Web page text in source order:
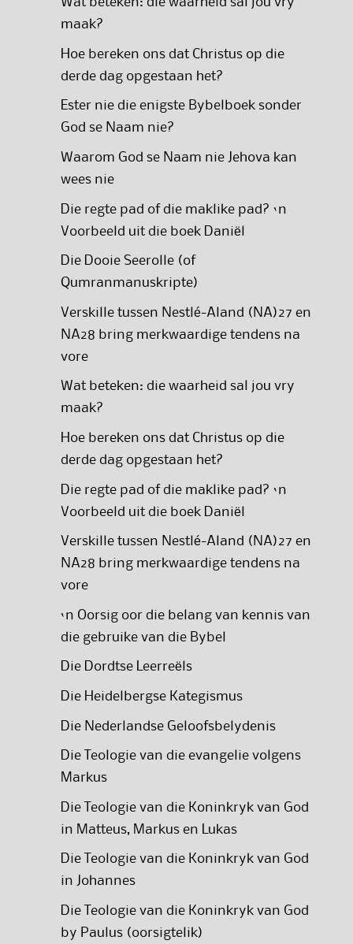
maak?
Hoe bereken ons dat Christus op die
derde dag opgestaan het?
Ester nie die enigste Bybelboek sonder
God se Naam nie?
Waarom God se Naam nie Jehova kan
wees nie
Die regte pad of die maklike pad? ‘n
Voorbeeld uit die boek Daniël
Die Dooie Seerolle (of
Qumranmanuskripte)
Verskille tussen Nestlé-Aland (NA)27 en
NA28 bring merkwaardige tendens na
vore
Wat beteken: die waarheid sal jou vry
maak?
Hoe bereken ons dat Christus op die
derde dag opgestaan het?
Die regte pad of die maklike pad? ‘n
Voorbeeld uit die boek Daniël
Verskille tussen Nestlé-Aland (NA)27 en
NA28 bring merkwaardige tendens na
vore
‘n Oorsig oor die belang van kennis van
die gebruike van die Bybel
Die Dordtse Leerreëls
Die Heidelbergse Kategismus
Die Nederlandse Geloofsbelydenis
Die Teologie van die evangelie volgens
Markus
Die Teologie van die Koninkryk van God
in Matteus, Markus en Lukas
Die Teologie van die Koninkryk van God
in Johannes
Die Teologie van die Koninkryk van God
by Paulus (oorsigtelik)